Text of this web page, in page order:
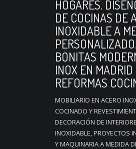
HOGARES.
DE COCINAS DE
INOXIDABLE A
BONITAS
INOX EN
REFORMAS
MOBILIARIO EN ACERO
COCINADO Y
DECORACIÓN DE
INOXIDABLE, PROYECTOS
Y MAQUINARIA A MEDIDA